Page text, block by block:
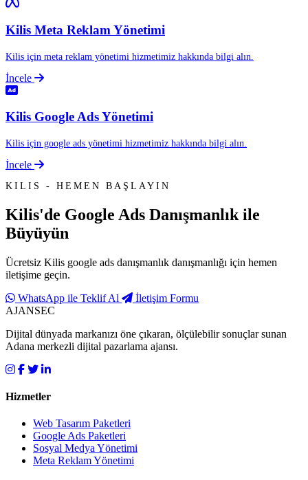
Kilis Meta Reklam Yönetimi
Kilis için meta reklam yönetimi hizmetimiz hakkında bilgi alın.
İncele
Kilis Google Ads Yönetimi
Kilis için google ads yönetimi hizmetimiz hakkında bilgi alın.
İncele
KILIS - HEMEN BAŞLAYIN
Kilis'de Google Ads Danışmanlık ile
Büyüyün
Ücretsiz Kilis google ads danışmanlık danışmanlığı için hemen
iletişime geçin.
WhatsApp ile Teklif Al
İletişim Formu
AJANSEC
Dijital dünyada markanızı öne çıkaran, ölçülebilir sonuçlar sunan
Adana merkezli dijital pazarlama ajansı.
Hizmetler
Web Tasarım Paketleri
Google Ads Paketleri
Sosyal Medya Yönetimi
Meta Reklam Yönetimi